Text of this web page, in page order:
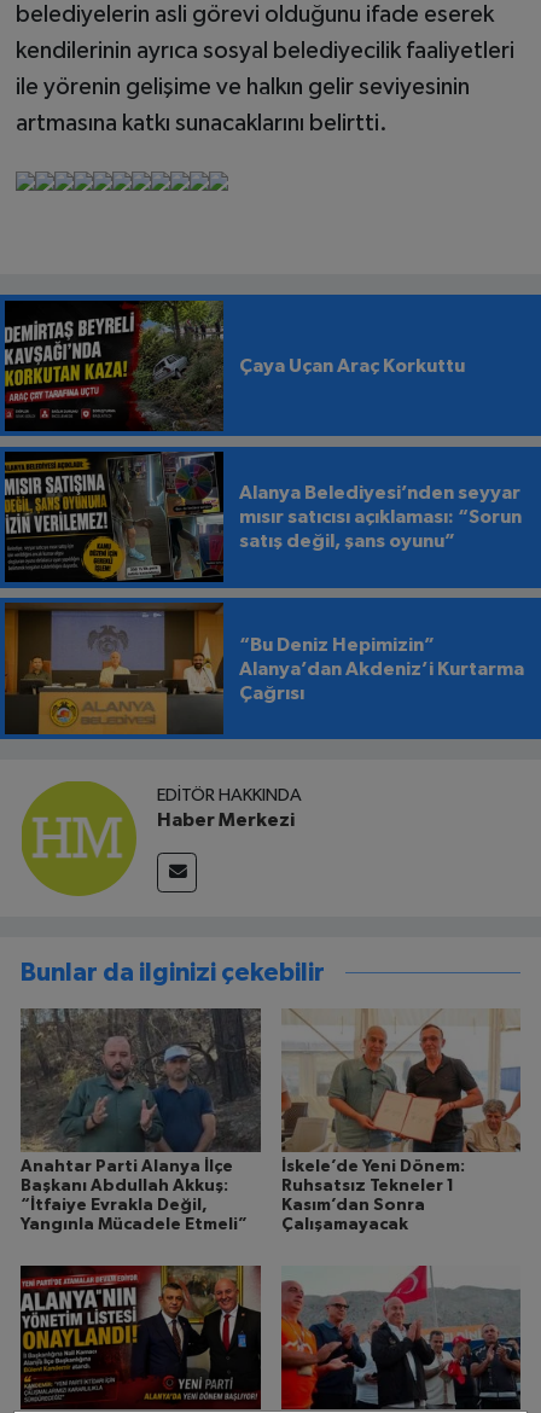
belediyelerin asli görevi olduğunu ifade eserek
kendilerinin ayrıca sosyal belediyecilik faaliyetleri
ile yörenin gelişime ve halkın gelir seviyesinin
artmasına katkı sunacaklarını belirtti.
Çaya Uçan Araç Korkuttu
Alanya Belediyesi’nden seyyar
mısır satıcısı açıklaması: “Sorun
satış değil, şans oyunu”
“Bu Deniz Hepimizin”
Alanya’dan Akdeniz’i Kurtarma
Çağrısı
EDITÖR HAKKINDA
Haber Merkezi
Bunlar da ilginizi çekebilir
Anahtar Parti Alanya İlçe
Başkanı Abdullah Akkuş:
“İtfaiye Evrakla Değil,
Yangınla Mücadele Etmeli”
İskele’de Yeni Dönem:
Ruhsatsız Tekneler 1
Kasım’dan Sonra
Çalışamayacak